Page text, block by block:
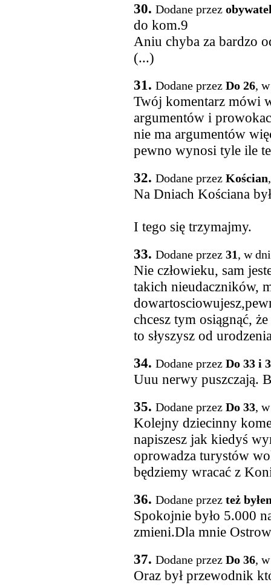
30. Dodane przez
do kom.9
Aniu chyba za bardzo
(...)
31. Dodane przez Do 26,
Twój komentarz mówi
argumentów i
nie ma argumentów
pewno wynosi tyle ile
32. Dodane przez Kościan
Na Dniach Kościana
I tego się trzymajmy.
33. Dodane przez 31, w
Nie człowieku, sam
takich nieudaczników,
chcesz tym osiągnąć,
to słyszysz od
34. Dodane przez Do 33 i
Uuu nerwy puszczają.
35. Dodane przez Do 33,
Kolejny dziecinny
napiszesz jak kiedyś
oprowadza turystów
będziemy wracać z
36. Dodane przez też
Spokojnie było 5.000
zmieni.Dla mnie
37. Dodane przez Do 36,
Oraz był przewodnik